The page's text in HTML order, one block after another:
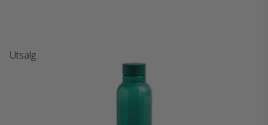
Utsalg